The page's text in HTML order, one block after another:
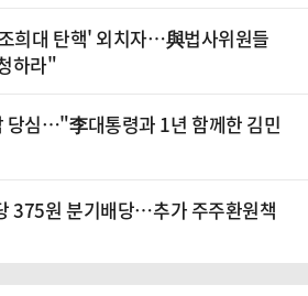
희대 탄핵' 외치자…與법사위원들
하라"
당심…"李대통령과 1년 함께한 김민
375원 분기배당…추가 주주환원책